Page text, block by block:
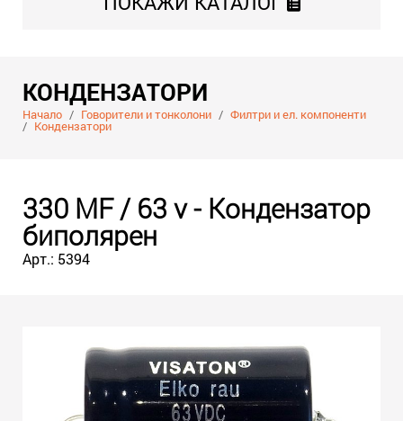
КОНДЕНЗАТОРИ
Начало / Говорители и тонколони / Филтри и ел. компоненти
/ Кондензатори
330 MF / 63 v - Кондензатор
биполярен
Арт.: 5394